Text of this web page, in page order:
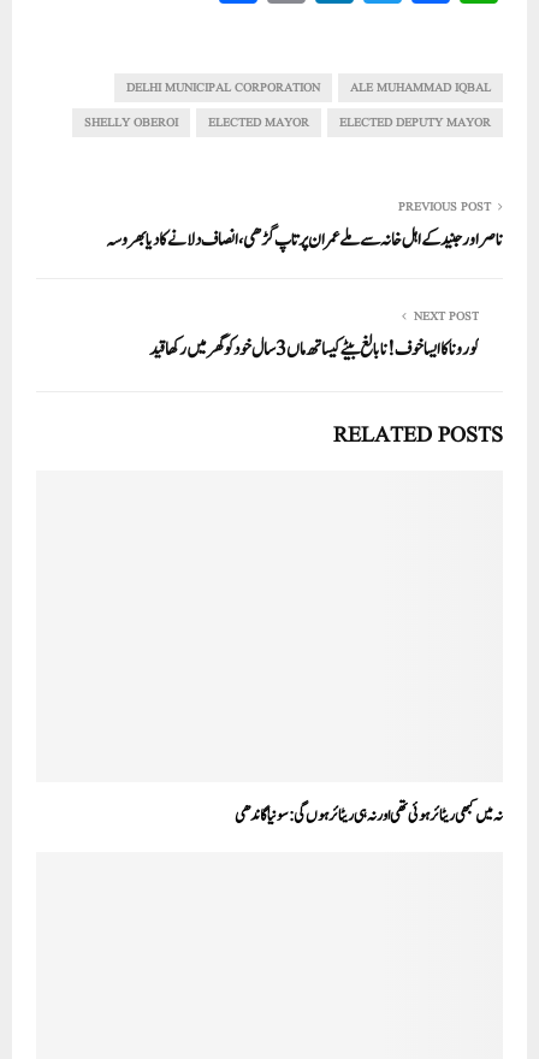
ha
A
pp
ce
ok
wi
r
nk
In
m
ALE MUHAMMAD IQBAL
DELHI MUNICIPAL CORPORATION
ELECTED DEPUTY MAYOR
ELECTED MAYOR
SHELLY OBEROI
PREVIOUS POST
ناصراور جنید کے اہل خانہ سے ملے عمران پرتاپ گڑھی، انصاف دلانے کا دیا بھروسہ
NEXT POST
کورونا کا ایسا خوف! نابالغ بیٹے کیساتھ ماں 3سال خود کو گھر میں رکھا قید
RELATED POSTS
نہ میں کبھی ریٹائر ہوئی تھی اور نہ ہی ریٹائر ہوں گی: سونیا گاندھی